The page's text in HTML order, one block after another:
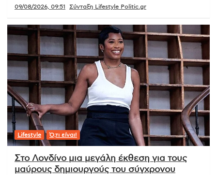
09/08/2026, 09:51 Σύνταξη Lifestyle Politic.gr
Lifestyle Ό,τι είναι!
Στο Λονδίνο μια μεγάλη έκθεση για τους
μαύρους δημιουργούς του σύγχρονου